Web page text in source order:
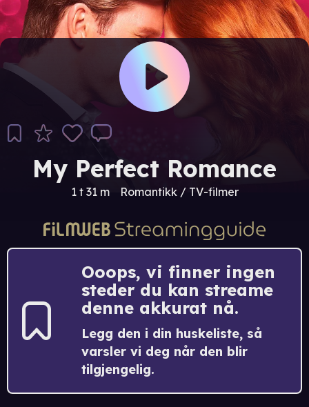
My Perfect Romance
1 t 31 m Romantikk / TV-filmer
Ooops, vi finner ingen
steder du kan streame
denne akkurat nå.
Legg den i din huskeliste, så
varsler vi deg når den blir
tilgjengelig.